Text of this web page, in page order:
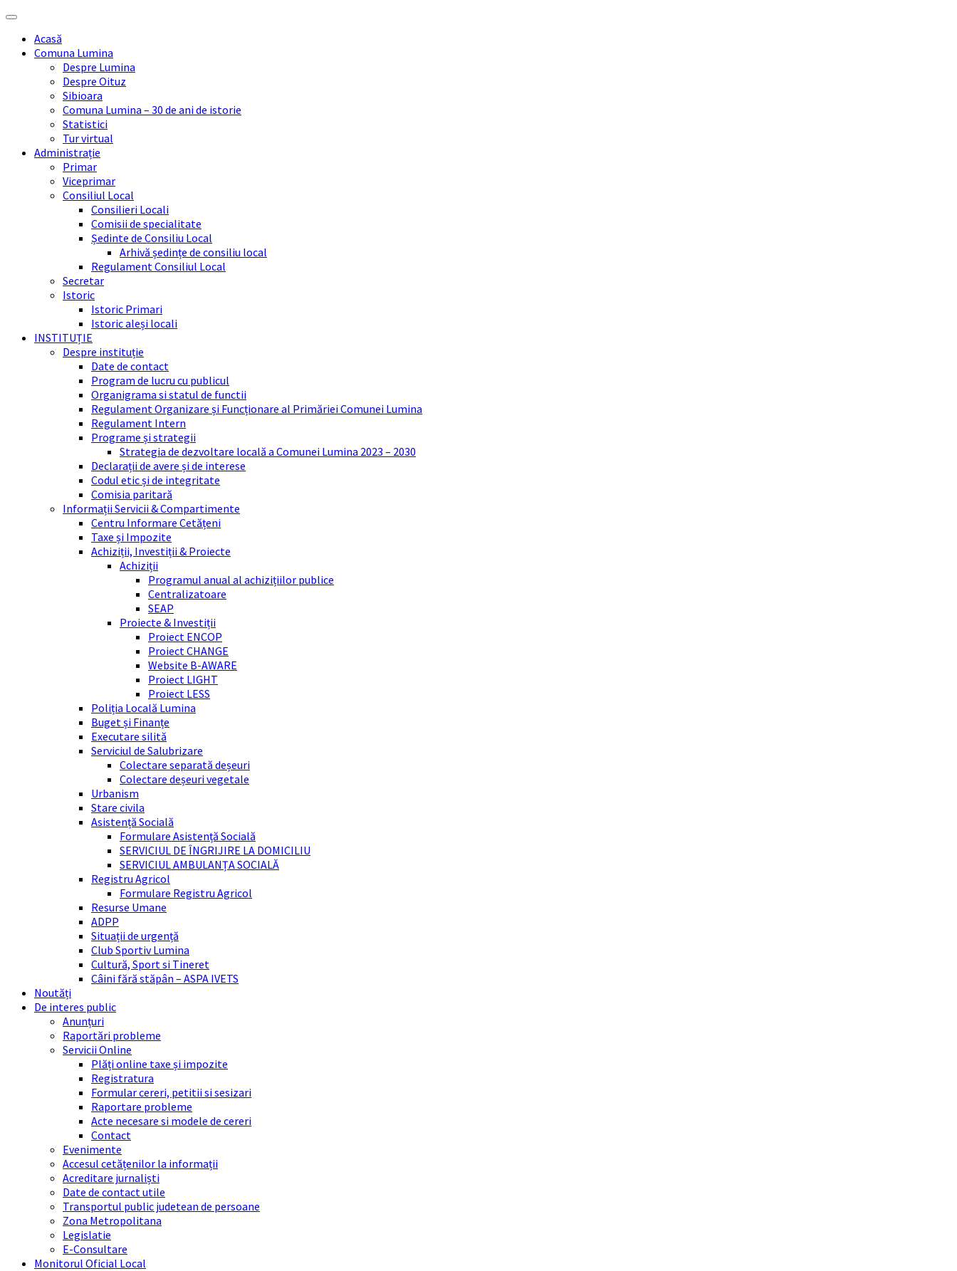
Skip
content
Skip
sidebar
Skip
right
sidebar
Skip
footerAcasă
Comuna Lumina
Despre Lumina
Despre Oituz
Sibioara
Comuna Lumina – 30 de ani de istorie
Statistici
Tur virtual
Administrație
Primar
Viceprimar
Consiliul Local
Consilieri Locali
Comisii de specialitate
Ședinte de Consiliu Local
Arhivă ședințe de consiliu local
Regulament Consiliul Local
Secretar
Istoric
Istoric Primari
Istoric aleși locali
INSTITUȚIE
Despre instituție
Date de contact
Program de lucru cu publicul
Organigrama si statul de functii
Regulament Organizare și Funcționare al Primăriei Comunei Lumina
Regulament Intern
Programe și strategii
Strategia de dezvoltare locală a Comunei Lumina 2023 – 2030
Declarații de avere și de interese
Codul etic și de integritate
Comisia paritară
Informații Servicii & Compartimente
Centru Informare Cetățeni
Taxe și Impozite
Achiziții, Investiții & Proiecte
Achiziții
Programul anual al achizițiilor publice
Centralizatoare
SEAP
Proiecte & Investiții
Proiect ENCOP
Proiect CHANGE
Website B-AWARE
Proiect LIGHT
Proiect LESS
Poliția Locală Lumina
Buget și Finanțe
Executare silită
Serviciul de Salubrizare
Colectare separată deșeuri
Colectare deșeuri vegetale
Urbanism
Stare civila
Asistență Socială
Formulare Asistență Socială
SERVICIUL DE ÎNGRIJIRE LA DOMICILIU
SERVICIUL AMBULANȚA SOCIALĂ
Registru Agricol
Formulare Registru Agricol
Resurse Umane
ADPP
Situații de urgență
Club Sportiv Lumina
Cultură, Sport si Tineret
Câini fără stăpân – ASPA IVETS
Noutăți
De interes public
Anunțuri
Raportări probleme
Servicii Online
Plăți online taxe și impozite
Registratura
Formular cereri, petitii si sesizari
Raportare probleme
Acte necesare si modele de cereri
Contact
Evenimente
Accesul cetățenilor la informații
Acreditare jurnaliști
Date de contact utile
Transportul public judetean de persoane
Zona Metropolitana
Legislatie
E-Consultare
Monitorul Oficial Local